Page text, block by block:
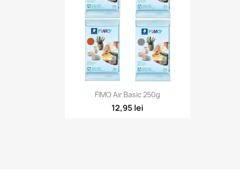
Vizualizare rapidă
FIMO Air Basic 250g
12,95 lei